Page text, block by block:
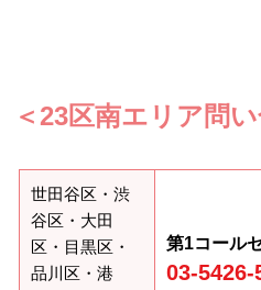
＜23区南エリア問
世田谷区・渋
谷区・大田
区・目黒区・
品川区・港
第1コール
03-5426-